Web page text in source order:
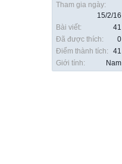
Tham gia ngày:
15/2/16
Bài viết:
41
Đã được thích:
0
Điểm thành tích:
41
Giới tính:
Nam